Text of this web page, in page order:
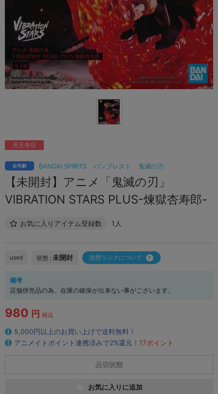
BANDAI SPIRITS バンプレスト 鬼滅の刃
全年齢
【未開封】アニメ「鬼滅の刃」
VIBRATION STARS PLUS-煉獄杏寿郎-
お気に入りアイテム登録数 1人
天王寺店
used 状態 : 未開封 状態ランクについて
備考
店舗併売品の為、在庫の確保が出来ない事がございます。
980 円 税込
5,000円以上のお買い上げで送料無料！
アニメイトポイント連携済みで2%還元！ 17ポイント
品切状態
お気に入りに追加